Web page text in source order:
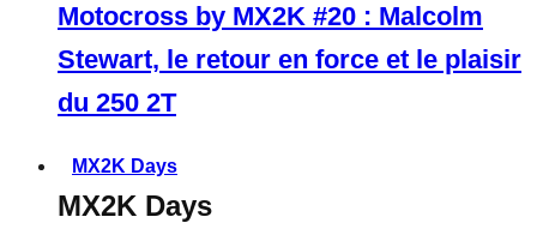
Motocross by MX2K #20 : Malcolm
Stewart, le retour en force et le plaisir
du 250 2T
MX2K Days
MX2K Days